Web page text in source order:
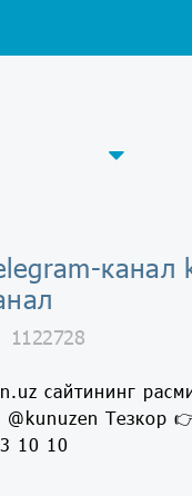
канал
1122728
сайтининг
Тезкор
10 10